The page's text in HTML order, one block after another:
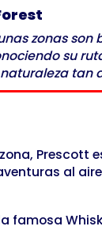
zonas
su
tan
al
famosa